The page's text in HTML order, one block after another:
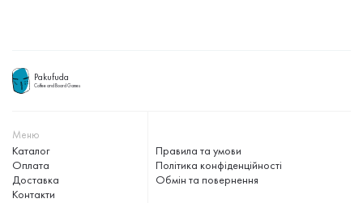
Pakufuda
Coffee and Board Games
Меню
Каталог
Оплата
Доставка
Контакти
Правила та умови
Політика конфіденційності
Обмін та повернення